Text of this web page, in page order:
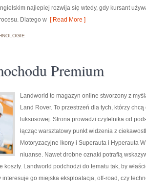
najlepiej rozwija się wtedy, gdy kursant
Dlatego w [ Read More ]
Premium
Landworld to magazyn online stworzony z
Land Rover. To przestrzeń dla tych, którzy
luksusowej. Strona prowadzi czytelnika od
łącząc warsztatowy punkt widzenia z
Motoryzacyjne Ikony i Superauta i Hyperauta
niuanse. Nawet drobne oznaki potrafią
koszty. Landworld podchodzi do tematu tak, by
interesuje go miejska eksploatacja, off-road, czy